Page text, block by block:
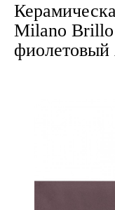
Milano Brillo